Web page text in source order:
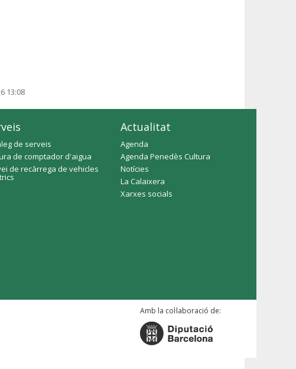
13:08
de serveis
de comptador d'aigua
de recàrrega de vehicles
Actualitat
Agenda
Agenda Penedès Cultura
Notícies
La Calaixera
Xarxes socials
Amb la col·laboració de: